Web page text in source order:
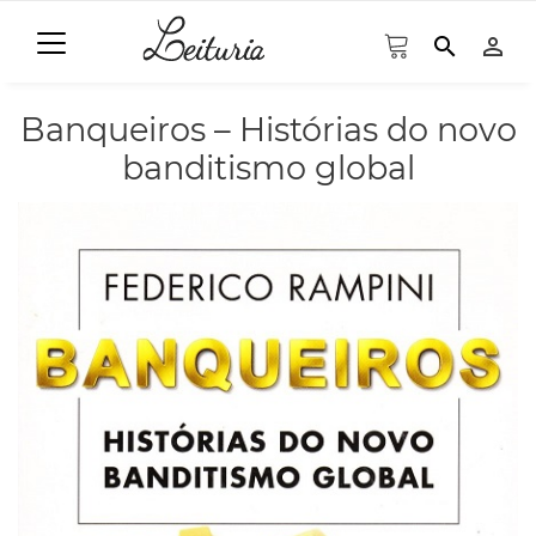
search person_outline
Banqueiros – Histórias do novo
banditismo global